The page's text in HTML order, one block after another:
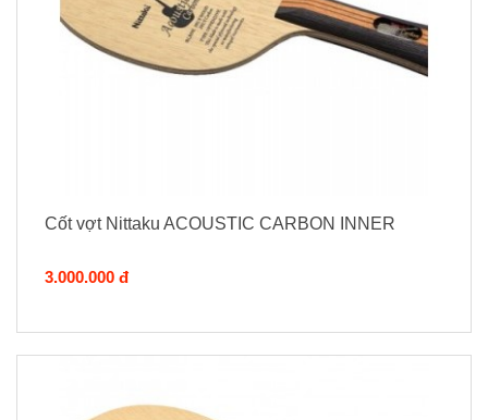
Cốt vợt Nittaku ACOUSTIC CARBON INNER
3.000.000 đ